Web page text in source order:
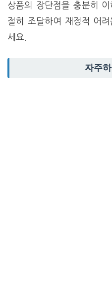
상품의 장단점을 충분히
절히 조달하여 재정적 어
세요.
자주